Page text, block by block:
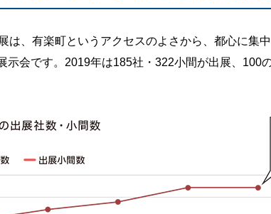
は、有楽町というアクセスのよさから、都心に集
示会です。2019年は185社・322小間が出展、100